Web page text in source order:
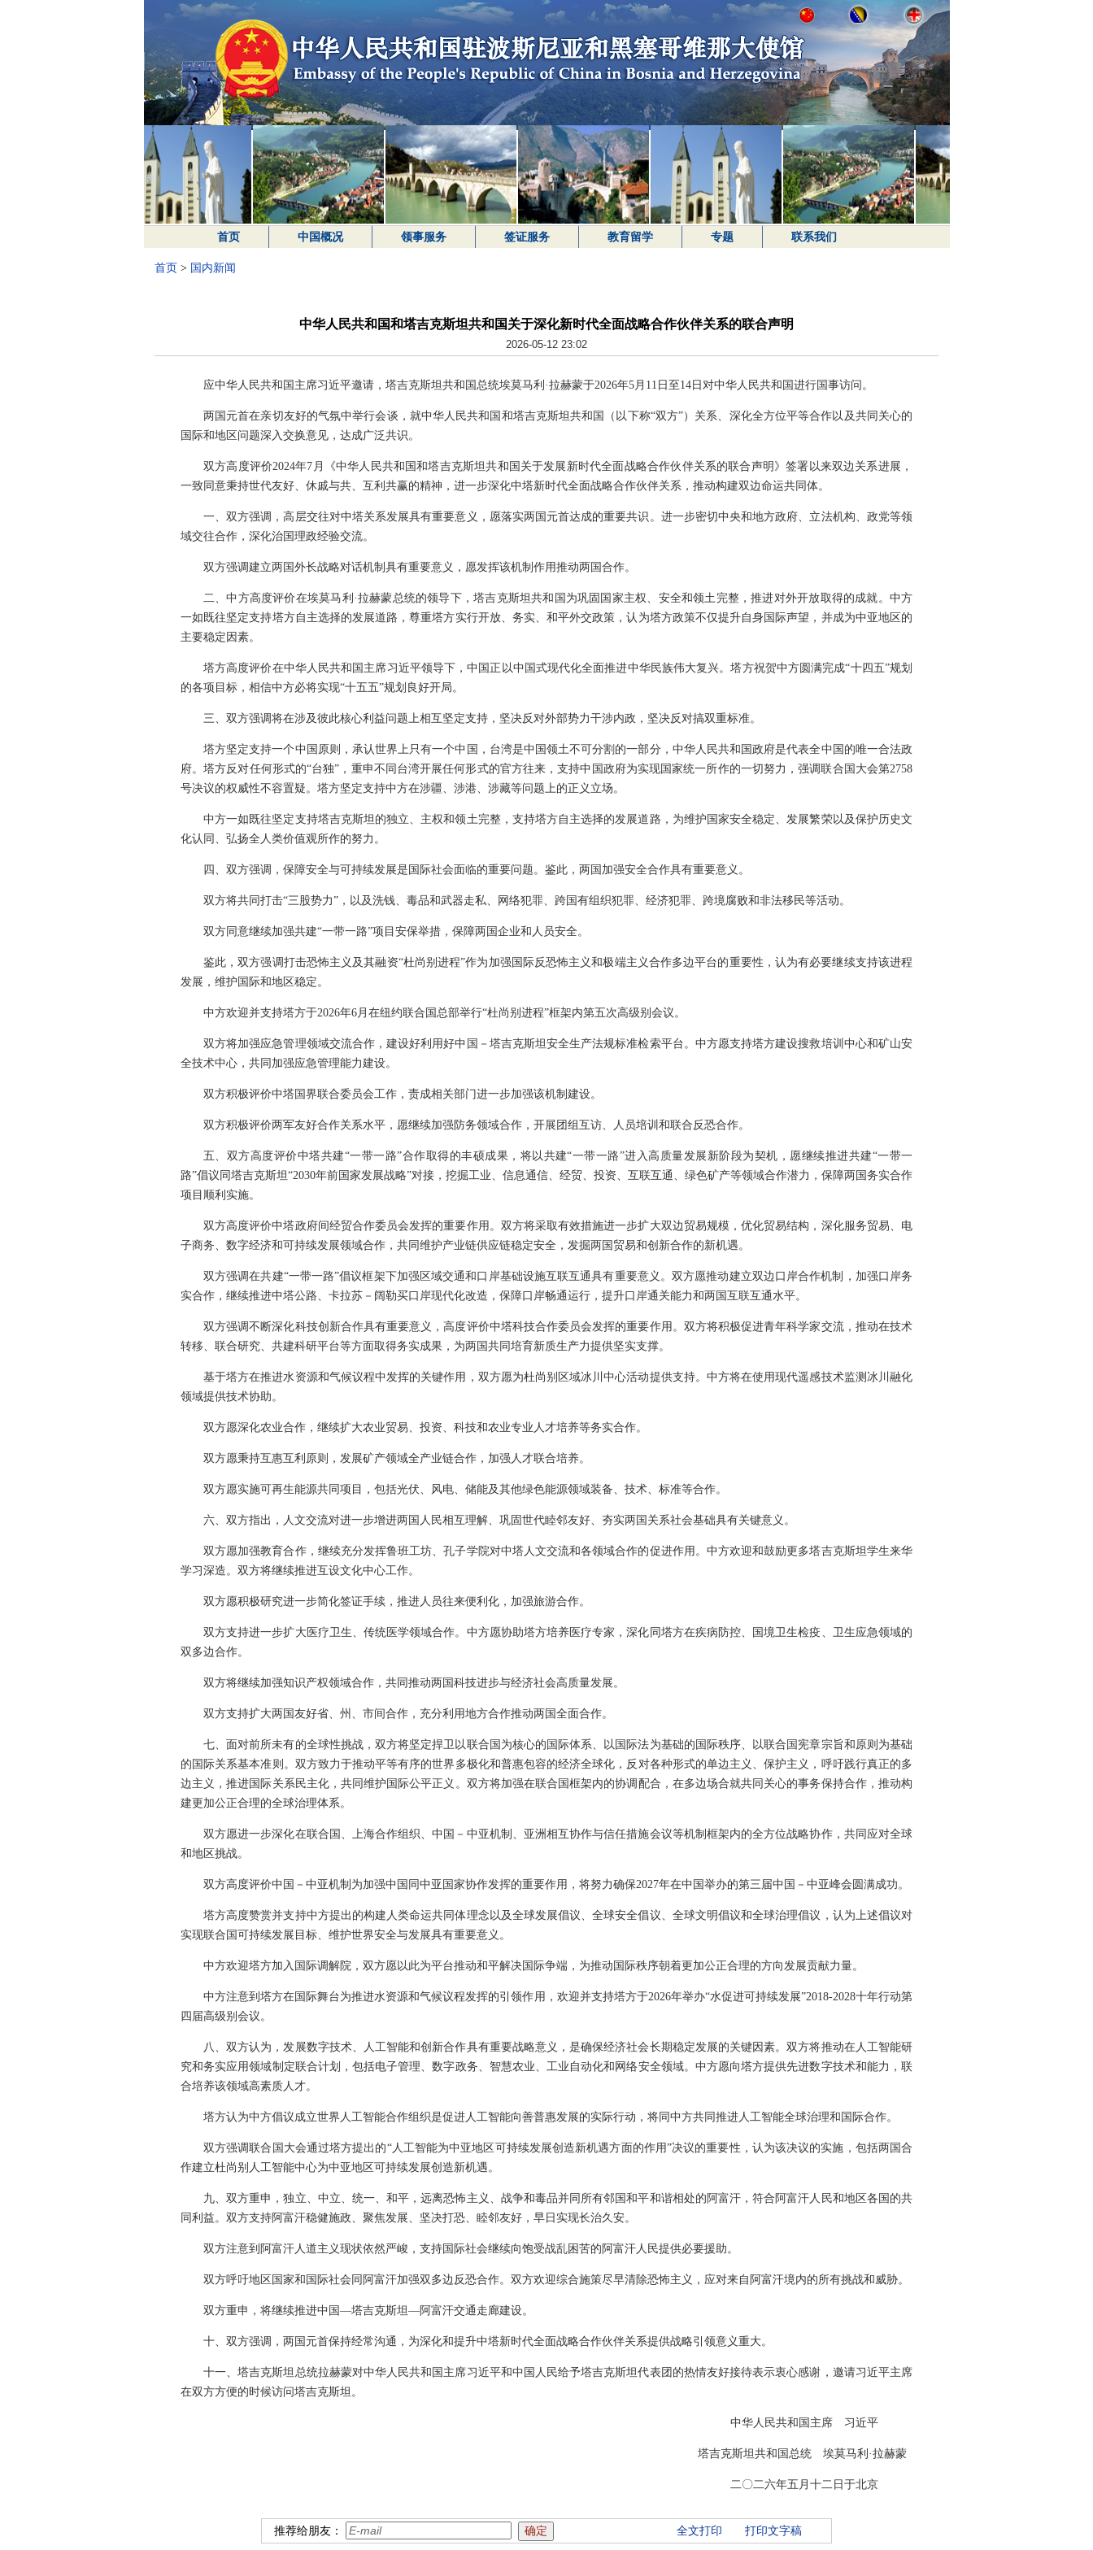
首页 中国概况 领事服务 签证服务 教育留学 专题 联系我们
首页 > 国内新闻
中华人民共和国和塔吉克斯坦共和国关于深化新时代全面战略合作伙伴关系的联合声明
2026-05-12 23:02
应中华人民共和国主席习近平邀请，塔吉克斯坦共和国总统埃莫马利·拉赫蒙于2026年5月11日至14日对中华人民共和国进行国事访问。
两国元首在亲切友好的气氛中举行会谈，就中华人民共和国和塔吉克斯坦共和国（以下称“双方”）关系、深化全方位平等合作以及共同关心的
国际和地区问题深入交换意见，达成广泛共识。
双方高度评价2024年7月《中华人民共和国和塔吉克斯坦共和国关于发展新时代全面战略合作伙伴关系的联合声明》签署以来双边关系进展，
一致同意秉持世代友好、休戚与共、互利共赢的精神，进一步深化中塔新时代全面战略合作伙伴关系，推动构建双边命运共同体。
一、双方强调，高层交往对中塔关系发展具有重要意义，愿落实两国元首达成的重要共识。进一步密切中央和地方政府、立法机构、政党等领
域交往合作，深化治国理政经验交流。
双方强调建立两国外长战略对话机制具有重要意义，愿发挥该机制作用推动两国合作。
二、中方高度评价在埃莫马利·拉赫蒙总统的领导下，塔吉克斯坦共和国为巩固国家主权、安全和领土完整，推进对外开放取得的成就。中方
一如既往坚定支持塔方自主选择的发展道路，尊重塔方实行开放、务实、和平外交政策，认为塔方政策不仅提升自身国际声望，并成为中亚地区的
主要稳定因素。
塔方高度评价在中华人民共和国主席习近平领导下，中国正以中国式现代化全面推进中华民族伟大复兴。塔方祝贺中方圆满完成“十四五”规划
的各项目标，相信中方必将实现“十五五”规划良好开局。
三、双方强调将在涉及彼此核心利益问题上相互坚定支持，坚决反对外部势力干涉内政，坚决反对搞双重标准。
塔方坚定支持一个中国原则，承认世界上只有一个中国，台湾是中国领土不可分割的一部分，中华人民共和国政府是代表全中国的唯一合法政
府。塔方反对任何形式的“台独”，重申不同台湾开展任何形式的官方往来，支持中国政府为实现国家统一所作的一切努力，强调联合国大会第2758
号决议的权威性不容置疑。塔方坚定支持中方在涉疆、涉港、涉藏等问题上的正义立场。
中方一如既往坚定支持塔吉克斯坦的独立、主权和领土完整，支持塔方自主选择的发展道路，为维护国家安全稳定、发展繁荣以及保护历史文
化认同、弘扬全人类价值观所作的努力。
四、双方强调，保障安全与可持续发展是国际社会面临的重要问题。鉴此，两国加强安全合作具有重要意义。
双方将共同打击“三股势力”，以及洗钱、毒品和武器走私、网络犯罪、跨国有组织犯罪、经济犯罪、跨境腐败和非法移民等活动。
双方同意继续加强共建“一带一路”项目安保举措，保障两国企业和人员安全。
鉴此，双方强调打击恐怖主义及其融资“杜尚别进程”作为加强国际反恐怖主义和极端主义合作多边平台的重要性，认为有必要继续支持该进程
发展，维护国际和地区稳定。
中方欢迎并支持塔方于2026年6月在纽约联合国总部举行“杜尚别进程”框架内第五次高级别会议。
双方将加强应急管理领域交流合作，建设好利用好中国－塔吉克斯坦安全生产法规标准检索平台。中方愿支持塔方建设搜救培训中心和矿山安
全技术中心，共同加强应急管理能力建设。
双方积极评价中塔国界联合委员会工作，责成相关部门进一步加强该机制建设。
双方积极评价两军友好合作关系水平，愿继续加强防务领域合作，开展团组互访、人员培训和联合反恐合作。
五、双方高度评价中塔共建“一带一路”合作取得的丰硕成果，将以共建“一带一路”进入高质量发展新阶段为契机，愿继续推进共建“一带一
路”倡议同塔吉克斯坦“2030年前国家发展战略”对接，挖掘工业、信息通信、经贸、投资、互联互通、绿色矿产等领域合作潜力，保障两国务实合作
项目顺利实施。
双方高度评价中塔政府间经贸合作委员会发挥的重要作用。双方将采取有效措施进一步扩大双边贸易规模，优化贸易结构，深化服务贸易、电
子商务、数字经济和可持续发展领域合作，共同维护产业链供应链稳定安全，发掘两国贸易和创新合作的新机遇。
双方强调在共建“一带一路”倡议框架下加强区域交通和口岸基础设施互联互通具有重要意义。双方愿推动建立双边口岸合作机制，加强口岸务
实合作，继续推进中塔公路、卡拉苏－阔勒买口岸现代化改造，保障口岸畅通运行，提升口岸通关能力和两国互联互通水平。
双方强调不断深化科技创新合作具有重要意义，高度评价中塔科技合作委员会发挥的重要作用。双方将积极促进青年科学家交流，推动在技术
转移、联合研究、共建科研平台等方面取得务实成果，为两国共同培育新质生产力提供坚实支撑。
基于塔方在推进水资源和气候议程中发挥的关键作用，双方愿为杜尚别区域冰川中心活动提供支持。中方将在使用现代遥感技术监测冰川融化
领域提供技术协助。
双方愿深化农业合作，继续扩大农业贸易、投资、科技和农业专业人才培养等务实合作。
双方愿秉持互惠互利原则，发展矿产领域全产业链合作，加强人才联合培养。
双方愿实施可再生能源共同项目，包括光伏、风电、储能及其他绿色能源领域装备、技术、标准等合作。
六、双方指出，人文交流对进一步增进两国人民相互理解、巩固世代睦邻友好、夯实两国关系社会基础具有关键意义。
双方愿加强教育合作，继续充分发挥鲁班工坊、孔子学院对中塔人文交流和各领域合作的促进作用。中方欢迎和鼓励更多塔吉克斯坦学生来华
学习深造。双方将继续推进互设文化中心工作。
双方愿积极研究进一步简化签证手续，推进人员往来便利化，加强旅游合作。
双方支持进一步扩大医疗卫生、传统医学领域合作。中方愿协助塔方培养医疗专家，深化同塔方在疾病防控、国境卫生检疫、卫生应急领域的
双多边合作。
双方将继续加强知识产权领域合作，共同推动两国科技进步与经济社会高质量发展。
双方支持扩大两国友好省、州、市间合作，充分利用地方合作推动两国全面合作。
七、面对前所未有的全球性挑战，双方将坚定捍卫以联合国为核心的国际体系、以国际法为基础的国际秩序、以联合国宪章宗旨和原则为基础
的国际关系基本准则。双方致力于推动平等有序的世界多极化和普惠包容的经济全球化，反对各种形式的单边主义、保护主义，呼吁践行真正的多
边主义，推进国际关系民主化，共同维护国际公平正义。双方将加强在联合国框架内的协调配合，在多边场合就共同关心的事务保持合作，推动构
建更加公正合理的全球治理体系。
双方愿进一步深化在联合国、上海合作组织、中国－中亚机制、亚洲相互协作与信任措施会议等机制框架内的全方位战略协作，共同应对全球
和地区挑战。
双方高度评价中国－中亚机制为加强中国同中亚国家协作发挥的重要作用，将努力确保2027年在中国举办的第三届中国－中亚峰会圆满成功。
塔方高度赞赏并支持中方提出的构建人类命运共同体理念以及全球发展倡议、全球安全倡议、全球文明倡议和全球治理倡议，认为上述倡议对
实现联合国可持续发展目标、维护世界安全与发展具有重要意义。
中方欢迎塔方加入国际调解院，双方愿以此为平台推动和平解决国际争端，为推动国际秩序朝着更加公正合理的方向发展贡献力量。
中方注意到塔方在国际舞台为推进水资源和气候议程发挥的引领作用，欢迎并支持塔方于2026年举办“水促进可持续发展”2018-2028十年行动第
四届高级别会议。
八、双方认为，发展数字技术、人工智能和创新合作具有重要战略意义，是确保经济社会长期稳定发展的关键因素。双方将推动在人工智能研
究和务实应用领域制定联合计划，包括电子管理、数字政务、智慧农业、工业自动化和网络安全领域。中方愿向塔方提供先进数字技术和能力，联
合培养该领域高素质人才。
塔方认为中方倡议成立世界人工智能合作组织是促进人工智能向善普惠发展的实际行动，将同中方共同推进人工智能全球治理和国际合作。
双方强调联合国大会通过塔方提出的“人工智能为中亚地区可持续发展创造新机遇方面的作用”决议的重要性，认为该决议的实施，包括两国合
作建立杜尚别人工智能中心为中亚地区可持续发展创造新机遇。
九、双方重申，独立、中立、统一、和平，远离恐怖主义、战争和毒品并同所有邻国和平和谐相处的阿富汗，符合阿富汗人民和地区各国的共
同利益。双方支持阿富汗稳健施政、聚焦发展、坚决打恐、睦邻友好，早日实现长治久安。
双方注意到阿富汗人道主义现状依然严峻，支持国际社会继续向饱受战乱困苦的阿富汗人民提供必要援助。
双方呼吁地区国家和国际社会同阿富汗加强双多边反恐合作。双方欢迎综合施策尽早清除恐怖主义，应对来自阿富汗境内的所有挑战和威胁。
双方重申，将继续推进中国—塔吉克斯坦—阿富汗交通走廊建设。
十、双方强调，两国元首保持经常沟通，为深化和提升中塔新时代全面战略合作伙伴关系提供战略引领意义重大。
十一、塔吉克斯坦总统拉赫蒙对中华人民共和国主席习近平和中国人民给予塔吉克斯坦代表团的热情友好接待表示衷心感谢，邀请习近平主席
在双方方便的时候访问塔吉克斯坦。
中华人民共和国主席 习近平
塔吉克斯坦共和国总统 埃莫马利·拉赫蒙
二〇二六年五月十二日于北京
推荐给朋友： 全文打印 打印文字稿